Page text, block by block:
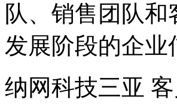
队、销售团队
发展阶段的企
纳网科技三亚